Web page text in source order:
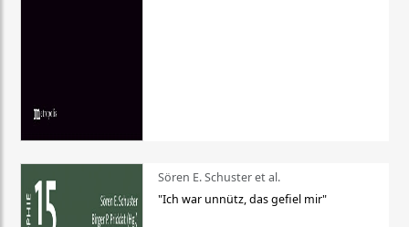
Sören E. Schuster et al.
"Ich war unnütz, das gefiel mir"